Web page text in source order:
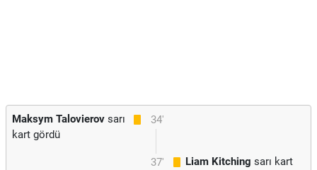
34'
Maksym Talovierov sarı
kart gördü
37' Liam Kitching sarı kart